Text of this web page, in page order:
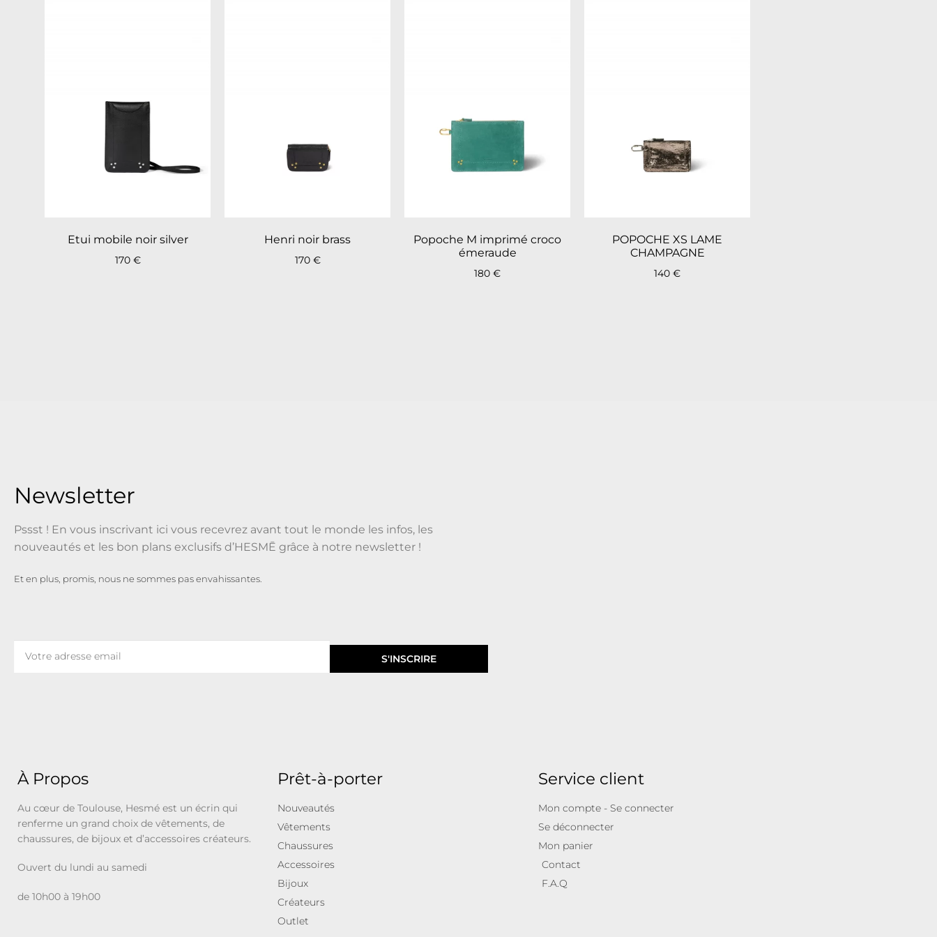
Etui mobile noir silver
170 €
Henri noir brass
170 €
Popoche M imprimé croco
émeraude
180 €
POPOCHE XS LAME
CHAMPAGNE
140 €
Newsletter
Pssst ! En vous inscrivant ici vous recevrez avant tout le monde les infos, les
nouveautés et les bon plans exclusifs d’HESMĒ grâce à notre newsletter !
Et en plus, promis, nous ne sommes pas envahissantes.
S'INSCRIRE
À Propos
Au cœur de Toulouse, Hesmé est un écrin qui
renferme un grand choix de vêtements, de
chaussures, de bijoux et d’accessoires créateurs.
Ouvert du lundi au samedi
de 10h00 à 19h00
Prêt-à-porter
Nouveautés
Vêtements
Chaussures
Accessoires
Bijoux
Créateurs
Outlet
Service client
Mon compte - Se connecter
Se déconnecter
Mon panier
Contact
F.A.Q